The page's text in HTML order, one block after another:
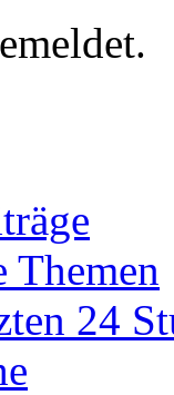
Themen
24